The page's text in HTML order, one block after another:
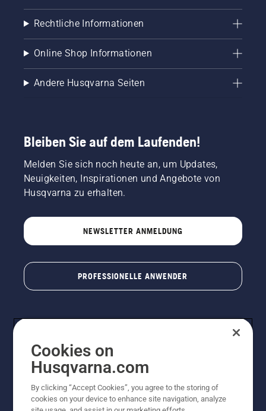
Rechtliche Informationen
Online Shop Informationen
Andere Husqvarna Seiten
Bleiben Sie auf dem Laufenden!
Melden Sie sich noch heute an, um Updates,
Neuigkeiten, Inspirationen und Angebote von
Husqvarna zu erhalten.
NEWSLETTER ANMELDUNG
PROFESSIONELLE ANWENDER
© Husqvarna AB (publ). Alle Rechte vorbehalten. Bei
Cookies on
Husqvarna.com
By clicking “Accept Cookies”, you agree to the storing of
cookies on your device to enhance site navigation, analyze